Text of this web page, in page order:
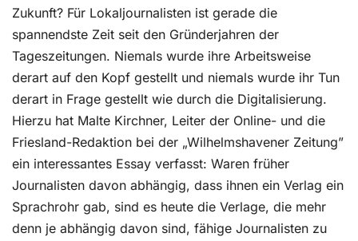
Zukunft? Für Lokaljournalisten ist gerade die
spannendste Zeit seit den Gründerjahren der
Tageszeitungen. Niemals wurde ihre Arbeitsweise
derart auf den Kopf gestellt und niemals wurde ihr Tun
derart in Frage gestellt wie durch die Digitalisierung.
Hierzu hat Malte Kirchner, Leiter der Online- und die
Friesland-Redaktion bei der „Wilhelmshavener Zeitung”
ein interessantes Essay verfasst: Waren früher
Journalisten davon abhängig, dass ihnen ein Verlag ein
Sprachrohr gab, sind es heute die Verlage, die mehr
denn je abhängig davon sind, fähige Journalisten zu